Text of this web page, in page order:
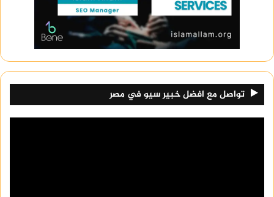
تواصل مع افضل خبير سيو في مصر